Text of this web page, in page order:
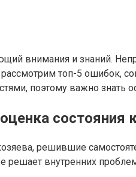
внимания и знаний.
рассмотрим топ-5
поэтому важно
состояния
решившие
внутренних